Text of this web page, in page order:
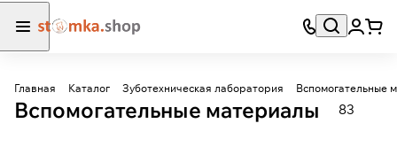
Главная Каталог Зуботехническая лаборатория Вспомогательные
Вспомогательные материалы 83